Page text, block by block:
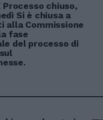
Processo chiuso,
Si è chiusa a
alla Commissione
fase
del processo di